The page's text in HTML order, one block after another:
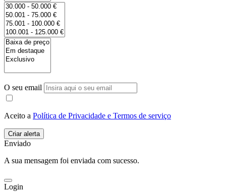
O seu email
Aceito a Política de Privacidade e Termos de serviço
Enviado
A sua mensagem foi enviada com sucesso.
Login